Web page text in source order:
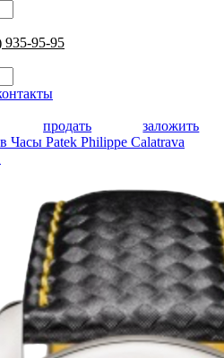
935-95-95
продать
заложить
Часы Patek Philippe Calatrava